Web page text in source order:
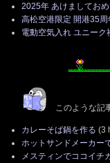
2025年 あけましてお
高松空港限定 開港35
電動空気入れ ユニーク
このような記
カレーそば鍋を作る (3
ホットサンドメーカー
メスティンでココイチ